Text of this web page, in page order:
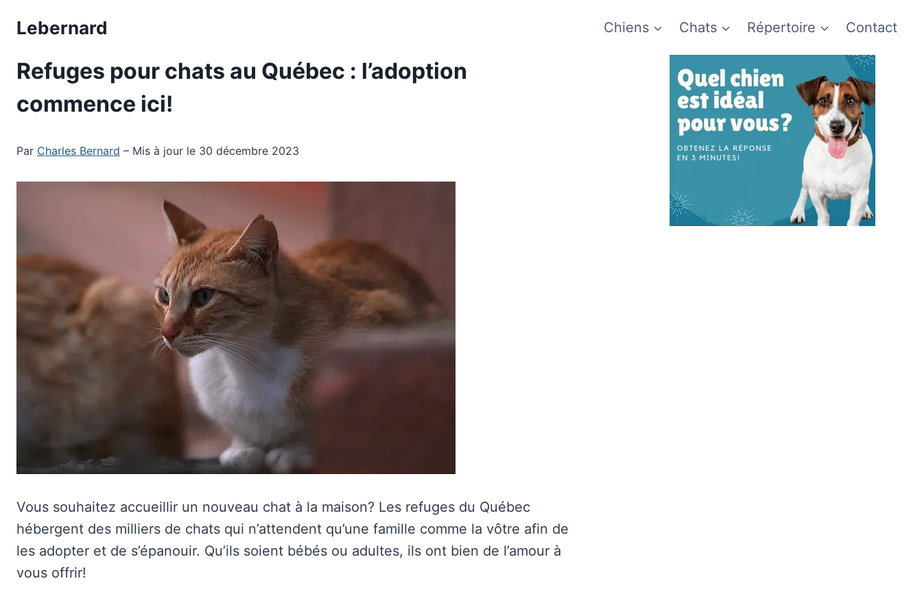
Lebernard Chiens Chats Répertoire Contact
Refuges pour chats au Québec : l’adoption
commence ici!
Par Charles Bernard – Mis à jour le 30 décembre 2023
Vous souhaitez accueillir un nouveau chat à la maison? Les refuges du Québec
hébergent des milliers de chats qui n’attendent qu’une famille comme la vôtre afin de
les adopter et de s’épanouir. Qu’ils soient bébés ou adultes, ils ont bien de l’amour à
vous offrir!